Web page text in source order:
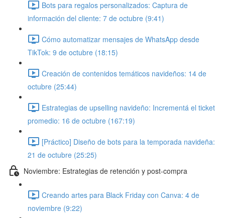
Bots para regalos personalizados: Captura de
información del cliente: 7 de octubre (9:41)
Cómo automatizar mensajes de WhatsApp desde
TikTok: 9 de octubre (18:15)
Creación de contenidos temáticos navideños: 14 de
octubre (25:44)
Estrategias de upselling navideño: Incrementá el ticket
promedio: 16 de octubre (167:19)
[Práctico] Diseño de bots para la temporada navideña:
21 de octubre (25:25)
Noviembre: Estrategias de retención y post-compra
Creando artes para Black Friday con Canva: 4 de
noviembre (9:22)